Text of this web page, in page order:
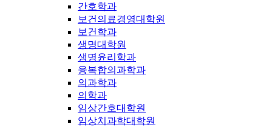
간호학과
보건의료경영대학원
보건학과
생명대학원
생명윤리학과
융복합의과학과
의과학과
의학과
임상간호대학원
임상치과학대학원